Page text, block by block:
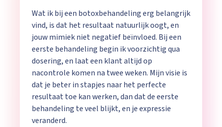
Wat ik bij een botoxbehandeling erg belangrijk
vind, is dat het resultaat natuurlijk oogt, en
jouw mimiek niet negatief beïnvloed. Bij een
eerste behandeling begin ik voorzichtig qua
dosering, en laat een klant altijd op
nacontrole komen na twee weken. Mijn visie is
dat je beter in stapjes naar het perfecte
resultaat toe kan werken, dan dat de eerste
behandeling te veel blijkt, en je expressie
veranderd.